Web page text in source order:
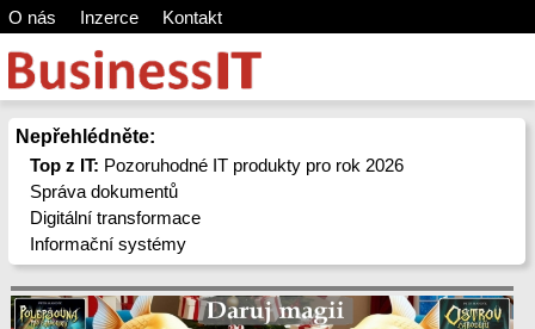
O nás Inzerce Kontakt
Nepřehlédněte:
Top z IT: Pozoruhodné IT produkty pro rok 2026
Správa dokumentů
Digitální transformace
Informační systémy